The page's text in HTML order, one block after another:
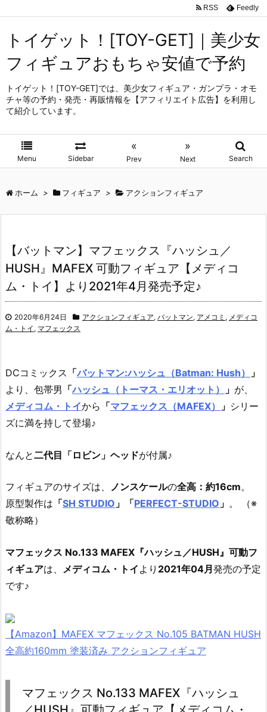
トイゲット！[TOY-GET]｜美少女
フィギュアおもちゃ安値で予約
トイゲット！[TOY-GET]では、美少女フィギュア・ガンプラ・オモ
チャ等の予約・発売・再販情報を【アフィリエイト広告】を利用し
て紹介しています。
Menu Sidebar
«
Prev
»
Next Search
RSS Feedly
ホーム > フィギュア > アクションフィギュア
【バットマン】マフェックス『ハッシュ／
HUSH』MAFEX 可動フィギュア【メディコ
ム・トイ】より2021年4月発売予定♪
2020年6月24日 アクションフィギュア, バットマン, アメコミ , メディコ
ム・トイ , マフェックス
DCコミックス 「バットマン:ハッシュ（Batman: Hush）
」
より、 包帯男 「ハッシュ（トーマス・エリオット） 」 が、
メディコム・トイから 「マフェックス（MAFEX） 」 シリー
ズに満を持して登場♪
なんと二代目「ロビン」ヘッドが付属♪
フィギュアのサイズは、 ノンスケールの全高：約16cm。
原型製作は 「SH STUDIO 」「PERFECT-STUDIO 」 。 （※
敬称略）
マフェックス No.133 MAFEX『ハッシュ／HUSH』可動フ
ィギュアは、 メディコム・トイ より 2021年04月発売の予定
です♪
【Amazon】MAFEX マフェックス No.105 BATMAN HUSH
全高約160mm 塗装済み アクションフィギュア
マフェックス No.133 MAFEX『ハッシュ